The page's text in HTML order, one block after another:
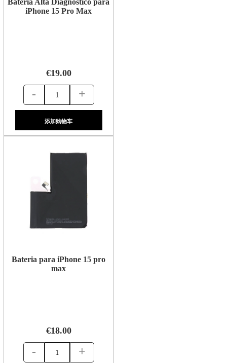
iPhone 15 Pro Max
€19.00
- +
添加购物车
Bateria para iPhone 15 pro
max
€18.00
- +